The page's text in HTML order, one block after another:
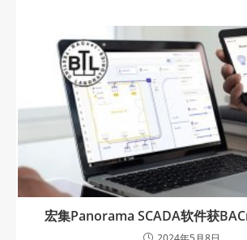
宏集Panorama SCADA软件获